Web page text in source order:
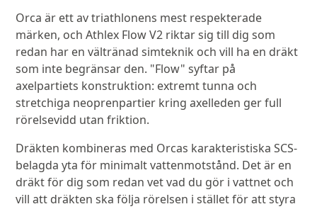
Orca är ett av triathlonens mest respekterade
märken, och Athlex Flow V2 riktar sig till dig som
redan har en vältränad simteknik och vill ha en dräkt
som inte begränsar den. "Flow" syftar på
axelpartiets konstruktion: extremt tunna och
stretchiga neoprenpartier kring axelleden ger full
rörelsevidd utan friktion.
Dräkten kombineras med Orcas karakteristiska SCS-
belagda yta för minimalt vattenmotstånd. Det är en
dräkt för dig som redan vet vad du gör i vattnet och
vill att dräkten ska följa rörelsen i stället för att styra